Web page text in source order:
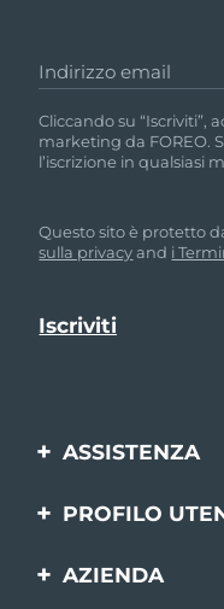
Indirizzo email
Cliccando su “Iscriviti”,
marketing da FOREO.
l’iscrizione in qualsiasi
Questo sito è protetto
sulla privacyand i
ASSISTENZA
Contattaci
PROFILO
prodotto
AZIENDA